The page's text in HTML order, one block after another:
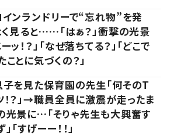
インランドリーで“忘れ物”を発
く見ると……「はぁ？」衝撃の光景
ッ！？」「なぜ落ちてる？」「どこで
ことに気づくの？」
を見た保育園の先生「何そのT
！？」→職員全員に激震が走ったま
光景に…「そりゃ先生も大興奮す
「すげーー！！」